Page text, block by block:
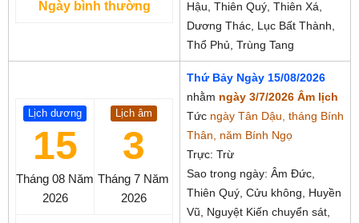
Ngày bình thường
Hậu, Thiên Quý, Thiên Xá,
Dương Thác, Lục Bất Thành,
Thổ Phủ, Trùng Tang
Lịch dương
15
Tháng 08 Năm
2026
Lịch âm
3
Tháng 7 Năm
2026
Thứ Bảy Ngày 15/08/2026
nhằm ngày 3/7/2026 Âm lịch
Tức ngày Tân Dậu, tháng Bính
Thân, năm Bính Ngọ
Trực: Trừ
Sao trong ngày: Âm Đức,
Thiên Quý, Cửu không, Huyền
Vũ, Nguyệt Kiến chuyển sát,